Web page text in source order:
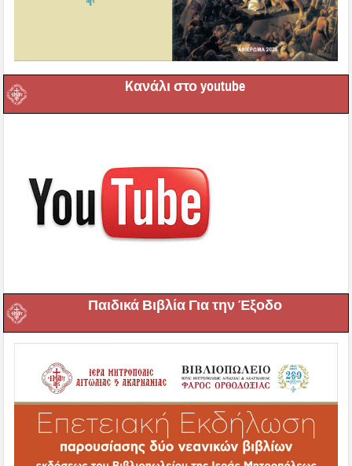
Kανάλι στο youtube
Παιδικά Βιβλία Για την Έξοδο